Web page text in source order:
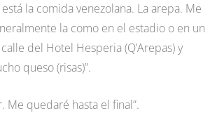
está la comida venezolana. La arepa. Me
la como en el estadio o en un
del Hotel Hesperia (Q’Arepas) y
queso (risas)”.
Me quedaré hasta el final”.